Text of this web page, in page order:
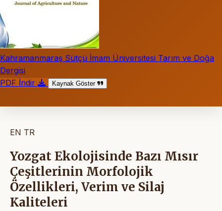
Kahramanmaraş Sütçü İmam Üniversitesi Tarım ve Doğa
Dergisi
PDF İndir
Kaynak Göster
EN TR
Yozgat Ekolojisinde Bazı Mısır
Çeşitlerinin Morfolojik
Özellikleri, Verim ve Silaj
Kaliteleri